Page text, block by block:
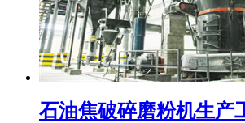
石油焦破碎磨粉机生产